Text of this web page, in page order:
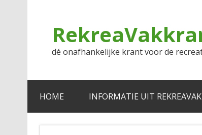
dé onafhankelijke krant voor de
HOME INFORMATIE UIT